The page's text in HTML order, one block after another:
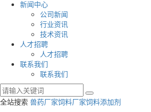
新闻中心
公司新闻
行业资讯
技术资讯
人才招聘
人才招聘
联系我们
联系我们
全站搜索 兽药厂家饲料厂家饲料添加剂